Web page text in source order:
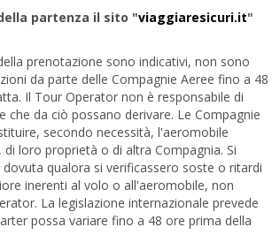
partenza il sito "viaggiaresicuri.it"
prenotazione sono indicativi, non sono
da parte delle Compagnie Aeree fino a 48
Il Tour Operator non è responsabile di
che da ciò possano derivare. Le Compagnie
secondo necessità, l'aeromobile
loro proprietà o di altra Compagnia. Si
qualora si verificassero soste o ritardi
inerenti al volo o all'aeromobile, non
La legislazione internazionale prevede
possa variare fino a 48 ore prima della